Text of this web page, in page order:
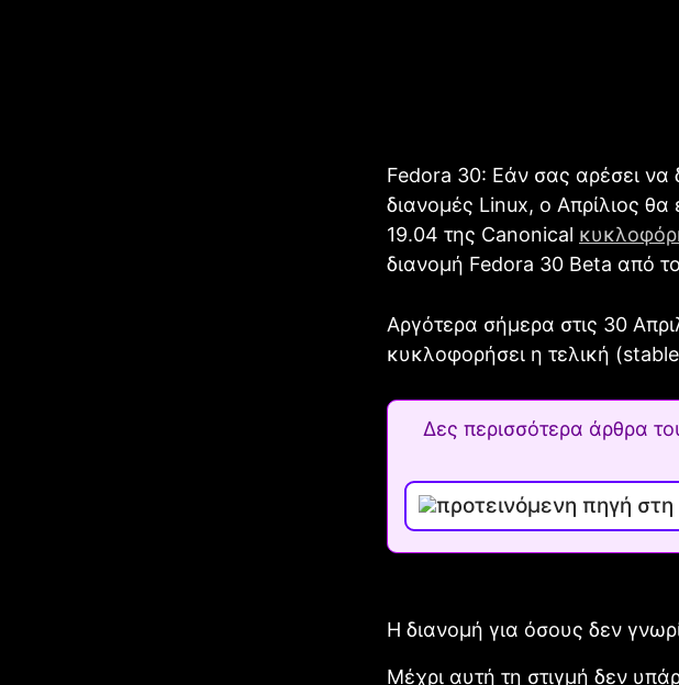
Fedora 30: Εάν σας αρέσει να
διανομές Linux, ο Απρίλιος
19.04 της Canonical
διανομή Fedora 30 Beta από
Αργότερα σήμερα στις 30
κυκλοφορήσει η τελική
Δες περισσότερα άρθρα
Η διανομή για όσους δεν
Μέχρι αυτή τη στιγμή δεν